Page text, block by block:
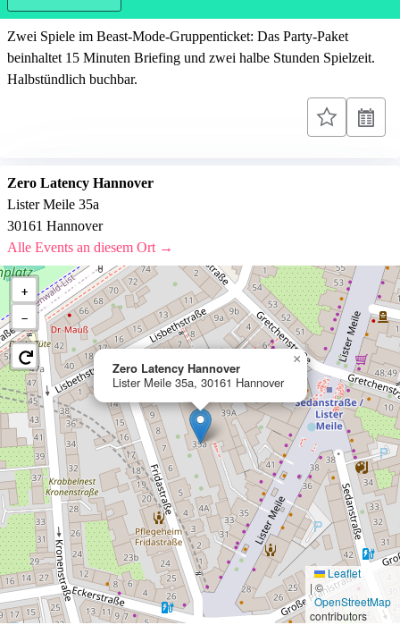
Zwei Spiele im Beast-Mode-Gruppenticket: Das Party-Paket
beinhaltet 15 Minuten Briefing und zwei halbe Stunden Spielzeit.
Halbstündlich buchbar.
Zero Latency Hannover
Lister Meile 35a
30161 Hannover
Alle Events an diesem Ort →
Zero Latency Hannover
Lister Meile 35a, 30161 Hannover
×
+
−
Leaflet
| ©
OpenStreetMap
contributors